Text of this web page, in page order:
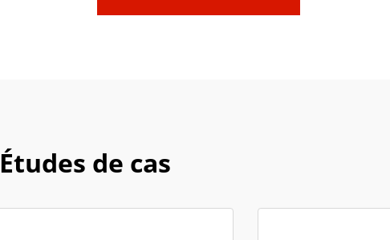
Études de cas